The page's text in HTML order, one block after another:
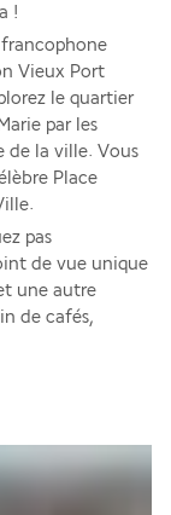
!
Vieux Port
le quartier
par les
de la ville. Vous
Place
pas
de vue unique
une autre
de cafés,